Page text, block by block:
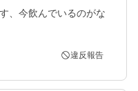
、今飲んでいるのがな
違反報告